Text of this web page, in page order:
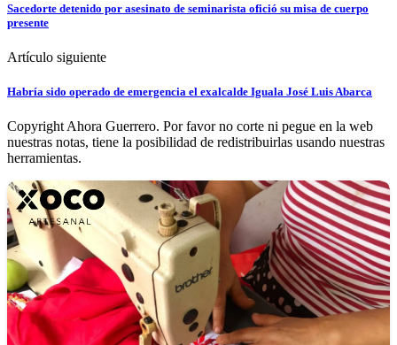
Sacedorte detenido por asesinato de seminarista ofició su misa de cuerpo
presente
Artículo siguiente
Habría sido operado de emergencia el exalcalde Iguala José Luis Abarca
Copyright Ahora Guerrero. Por favor no corte ni pegue en la web
nuestras notas, tiene la posibilidad de redistribuirlas usando nuestras
herramientas.